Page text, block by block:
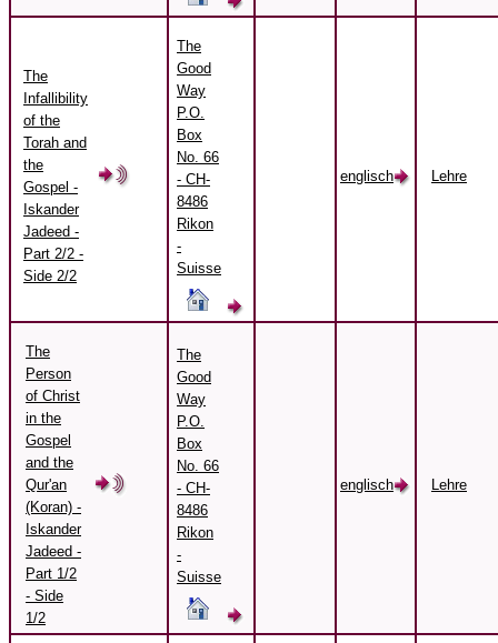
The
Infallibility
of the
Torah and
the
Gospel -
Iskander
Jadeed -
Part 2/2 -
Side 2/2
The
Good
Way
P.O.
Box
No. 66
- CH-
8486
Rikon
-
Suisse
englisch Lehre
The
Person
of Christ
in the
Gospel
and the
Qur'an
(Koran) -
Iskander
Jadeed -
Part 1/2
- Side
1/2
The
Good
Way
P.O.
Box
No. 66
- CH-
8486
Rikon
-
Suisse
englisch Lehre